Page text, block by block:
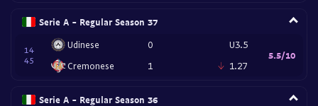
Serie A - Regular Season 37
14
45
Udinese
Cremonese
0
1
U3.5
1.27
5.5/10
Serie A - Regular Season 36